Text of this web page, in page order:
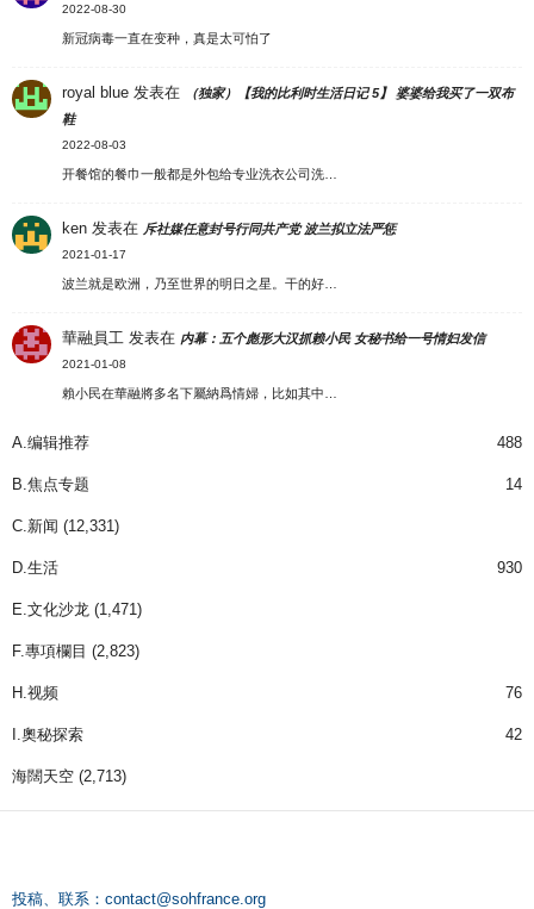
2022-08-30
新冠病毒一直在变种，真是太可怕了
royal blue 发表在
（独家）【我的比利时生活日记 5】 婆婆给我买了一双布
鞋
2022-08-03
开餐馆的餐巾一般都是外包给专业洗衣公司洗…
ken 发表在 斥社媒任意封号行同共产党 波兰拟立法严惩
2021-01-17
波兰就是欧洲，乃至世界的明日之星。干的好…
華融員工 发表在 内幕：五个彪形大汉抓赖小民 女秘书给一号情妇发信
2021-01-08
賴小民在華融將多名下屬納爲情婦，比如其中…
A.编辑推荐 488
B.焦点专题 14
C.新闻 (12,331)
D.生活 930
E.文化沙龙 (1,471)
F.專項欄目 (2,823)
H.视频 76
I.奧秘探索 42
海闊天空 (2,713)
投稿、联系： contact@sohfrance.org